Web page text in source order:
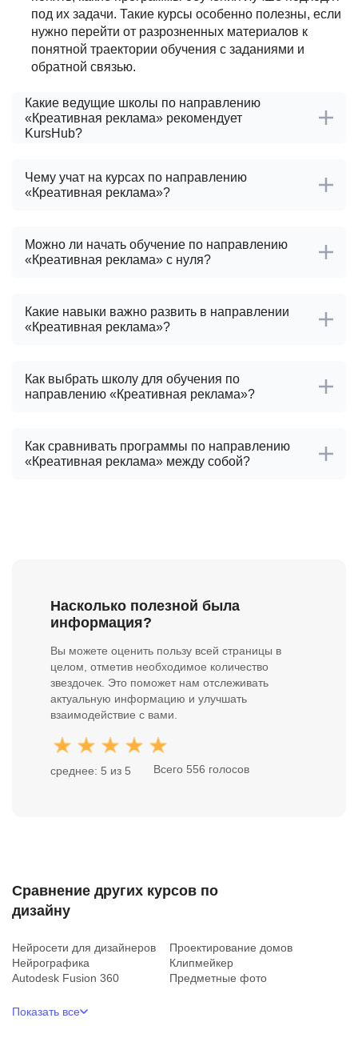
под их задачи. Такие курсы особенно полезны, если
нужно перейти от разрозненных материалов к
понятной траектории обучения с заданиями и
обратной связью.
Какие ведущие школы по направлению
«Креативная реклама» рекомендует
KursHub?
Чему учат на курсах по направлению
«Креативная реклама»?
Можно ли начать обучение по направлению
«Креативная реклама» с нуля?
Какие навыки важно развить в направлении
«Креативная реклама»?
Как выбрать школу для обучения по
направлению «Креативная реклама»?
Как сравнивать программы по направлению
«Креативная реклама» между собой?
Насколько полезной была
информация?
Вы можете оценить пользу всей страницы в
целом, отметив необходимое количество
звездочек. Это поможет нам отслеживать
актуальную информацию и улучшать
взаимодействие с вами.
среднее: 5 из 5 Всего 556 голосов
Сравнение других курсов по
дизайну
Нейросети для дизайнеров
Проектирование домов
Нейрографика
Клипмейкер
Autodesk Fusion 360
Предметные фото
Показать все